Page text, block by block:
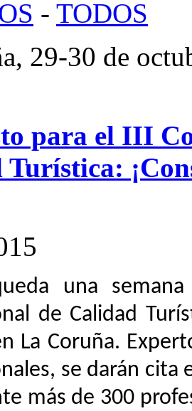
- TODOS
29-30 de
para el III
Turística:
una
de Calidad
La Coruña.
se darán cita
más de 300